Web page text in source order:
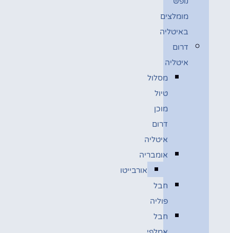
מומלצים
באיטליה
דרום
איטליה
מסלול
טיול
מוכן
דרום
איטליה
אומבריה
אורבייטו
חבל
פוליה
חבל